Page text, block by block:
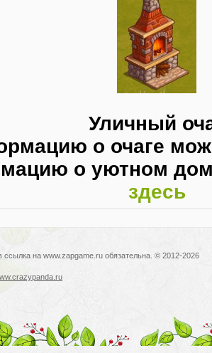
Уличный
о очаге
о уютном
здесь
ссылка на www.zapgame.ru обязательна. © 2012-2026